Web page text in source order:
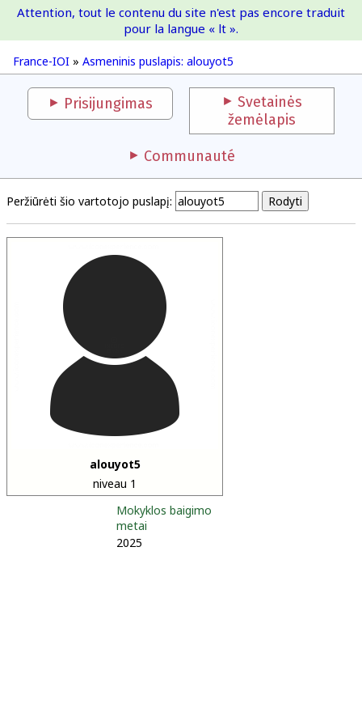
France-IOI
France-IOI » Asmeninis puslapis: alouyot5
Attention, tout le contenu du site n'est pas encore traduit
pour la langue « lt ».
Prisijungimas
Svetainės
žemėlapis
Communauté
Peržiūrėti šio vartotojo puslapį:
alouyot5
niveau 1
Mokyklos baigimo
metai
2025